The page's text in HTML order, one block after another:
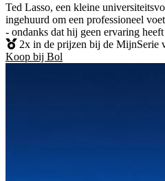
Ted Lasso, een kleine
ingehuurd om een ​​professioneel
- ondanks dat hij geen ervaring
2x in de prijzen bij de MijnSerie
Koop bij Bol